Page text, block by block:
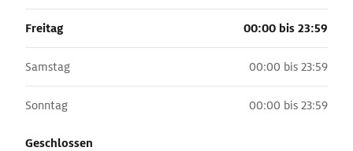
Freitag 00:00 bis 23:59
Samstag 00:00 bis 23:59
Sonntag 00:00 bis 23:59
Geschlossen